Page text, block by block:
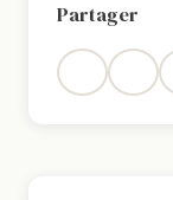
Partager